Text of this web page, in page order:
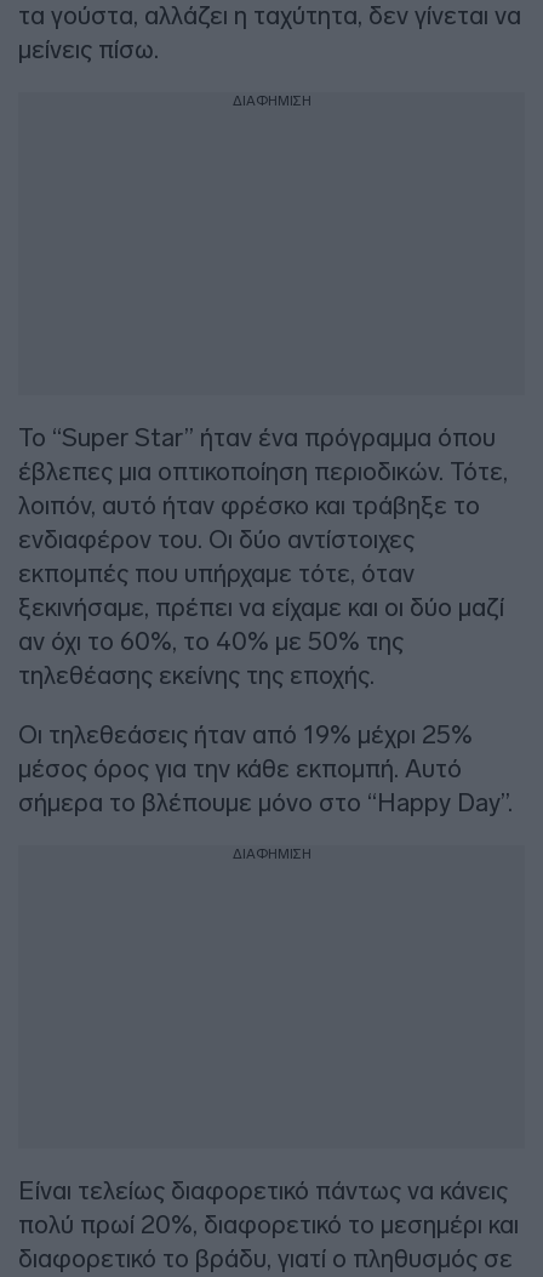
τα γούστα, αλλάζει η ταχύτητα, δεν γίνεται να
μείνεις πίσω.
ΔΙΑΦΗΜΙΣΗ
Το “Super Star” ήταν ένα πρόγραμμα όπου
έβλεπες μια οπτικοποίηση περιοδικών. Τότε,
λοιπόν, αυτό ήταν φρέσκο και τράβηξε το
ενδιαφέρον του. Οι δύο αντίστοιχες
εκπομπές που υπήρχαμε τότε, όταν
ξεκινήσαμε, πρέπει να είχαμε και οι δύο μαζί
αν όχι το 60%, το 40% με 50% της
τηλεθέασης εκείνης της εποχής.
Οι τηλεθεάσεις ήταν από 19% μέχρι 25%
μέσος όρος για την κάθε εκπομπή. Αυτό
σήμερα το βλέπουμε μόνο στο “Happy Day”.
ΔΙΑΦΗΜΙΣΗ
Είναι τελείως διαφορετικό πάντως να κάνεις
πολύ πρωί 20%, διαφορετικό το μεσημέρι και
διαφορετικό το βράδυ, γιατί ο πληθυσμός σε